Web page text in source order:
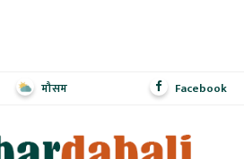
मौसम Facebook